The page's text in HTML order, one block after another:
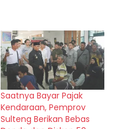
Saatnya Bayar Pajak
Kendaraan, Pemprov
Sulteng Berikan Bebas